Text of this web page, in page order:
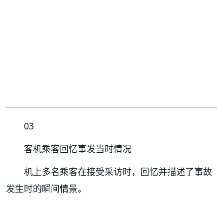
03
客机乘客回忆事发当时情况
机上多名乘客在接受采访时，回忆并描述了事故
发生时的瞬间情景。